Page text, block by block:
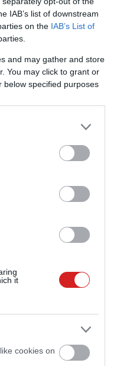
IAB’s list of downstream
on the IAB’s List of
and may gather and store
You may click to grant or
below specified purposes
it
cookies on
ZÖLD PÁLYA